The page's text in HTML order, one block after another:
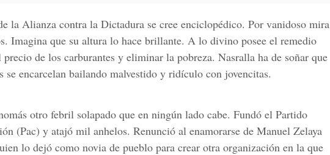
la Alianza contra la Dictadura se cree enciclopédico. Por vanidoso mira
Imagina que su altura lo hace brillante. A lo divino posee el remedio
precio de los carburantes y eliminar la pobreza. Nasralla ha de soñar que
se encarcelan bailando malvestido y ridículo con jovencitas.
otro febril solapado que en ningún lado cabe. Fundó el Partido
(Pac) y atajó mil anhelos. Renunció al enamorarse de Manuel Zelaya
lo dejó como novia de pueblo para crear otra organización en la que